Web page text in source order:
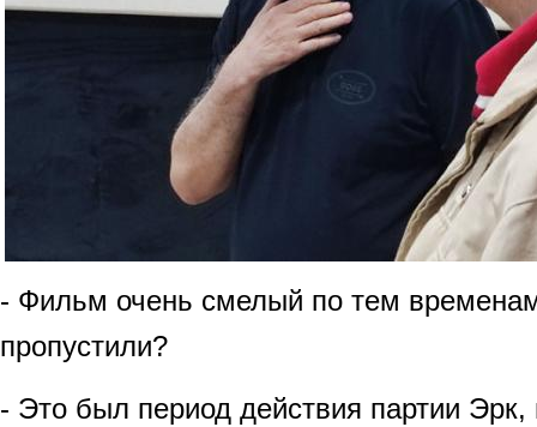
- Фильм очень смелый по тем
пропустили?
- Это был период действия партии Эрк,